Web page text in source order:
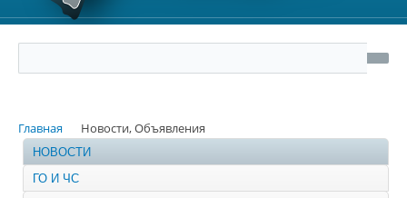
Главная Новости, Объявления
НОВОСТИ
ГО И ЧС